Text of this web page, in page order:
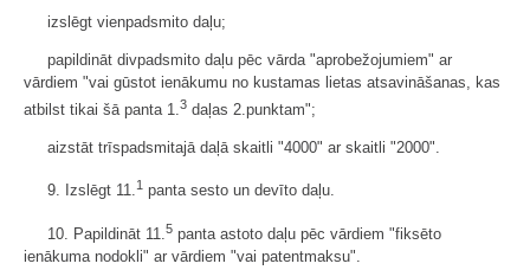
izslēgt vienpadsmito daļu;
papildināt divpadsmito daļu pēc vārda "aprobežojumiem" ar
vārdiem "vai gūstot ienākumu no kustamas lietas atsavināšanas, kas
atbilst tikai šā panta 1.3 daļas 2.punktam";
aizstāt trīspadsmitajā daļā skaitli "4000" ar skaitli "2000".
9. Izslēgt 11.1 panta sesto un devīto daļu.
10. Papildināt 11. 5 panta astoto daļu pēc vārdiem "fiksēto
ienākuma nodokli" ar vārdiem "vai patentmaksu".